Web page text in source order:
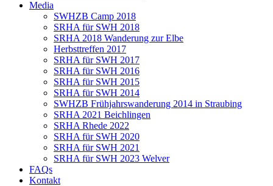
Media
SWHZB Camp 2018
SRHA für SWH 2018
SRHA 2018 Wanderung zur Elbe
Herbsttreffen 2017
SRHA für SWH 2017
SRHA für SWH 2016
SRHA für SWH 2015
SRHA für SWH 2014
SWHZB Frühjahrswanderung 2014 in Straubing
SRHA 2021 Beichlingen
SRHA Rhede 2022
SRHA für SWH 2020
SRHA für SWH 2021
SRHA für SWH 2023 Welver
FAQs
Kontakt